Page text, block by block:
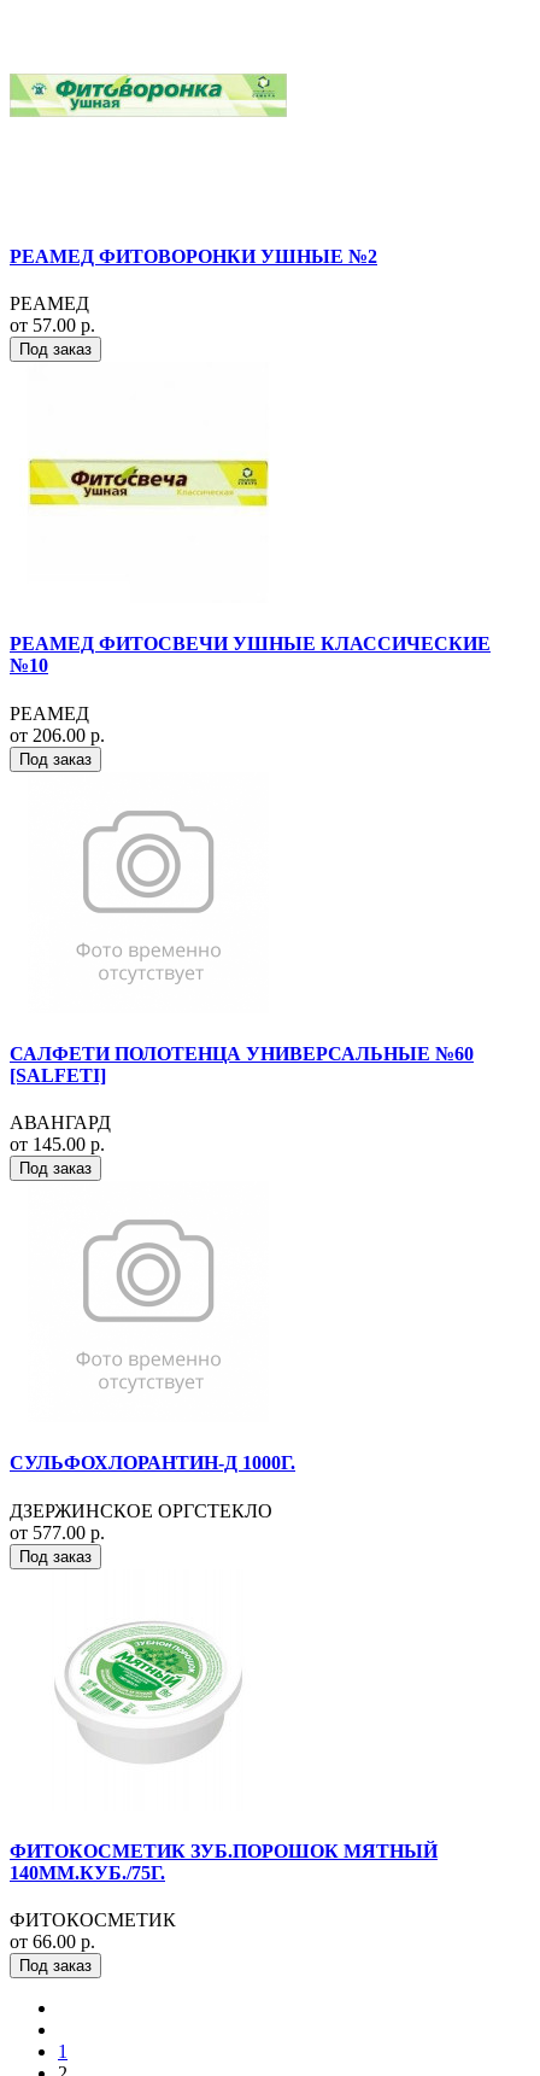
РЕАМЕД ФИТОВОРОНКИ УШНЫЕ №2
РЕАМЕД
от 57.00 р.
Под заказ
РЕАМЕД ФИТОСВЕЧИ УШНЫЕ КЛАССИЧЕСКИЕ
№10
РЕАМЕД
от 206.00 р.
Под заказ
САЛФЕТИ ПОЛОТЕНЦА УНИВЕРСАЛЬНЫЕ №60
[SALFETI]
АВАНГАРД
от 145.00 р.
Под заказ
СУЛЬФОХЛОРАНТИН-Д 1000Г.
ДЗЕРЖИНСКОЕ ОРГСТЕКЛО
от 577.00 р.
Под заказ
ФИТОКОСМЕТИК ЗУБ.ПОРОШОК МЯТНЫЙ
140ММ.КУБ./75Г.
ФИТОКОСМЕТИК
от 66.00 р.
Под заказ
1